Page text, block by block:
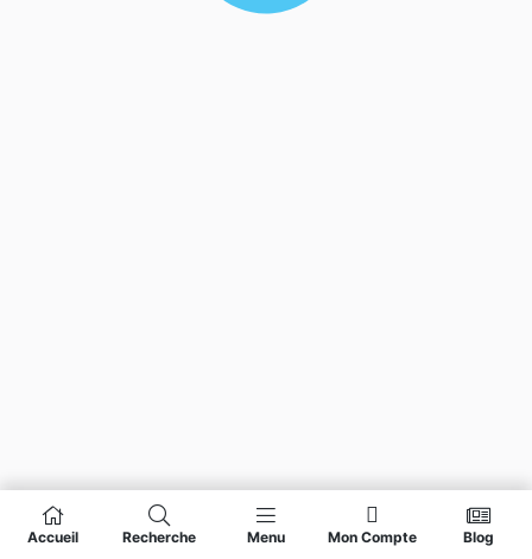
Accueil Recherche Menu Mon Compte Blog